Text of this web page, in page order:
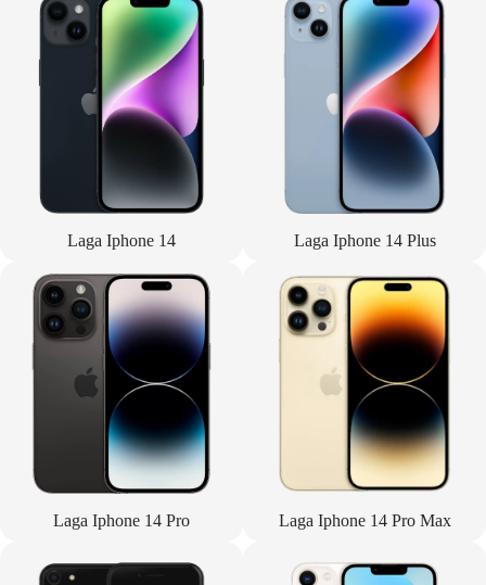
Laga Iphone 14 Laga Iphone 14 Plus
Laga Iphone 14 Pro Laga Iphone 14 Pro Max